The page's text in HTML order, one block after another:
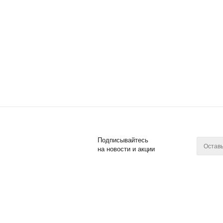
Подписывайтесь
на новости и акции